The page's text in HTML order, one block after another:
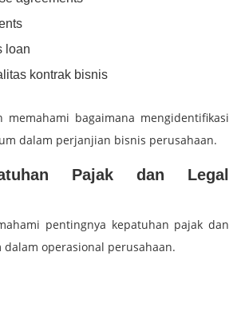
loan
kontrak bisnis
memahami bagaimana mengidentifikasi
dalam perjanjian bisnis perusahaan.
Pajak dan Legal
pentingnya kepatuhan pajak dan
operasional perusahaan.